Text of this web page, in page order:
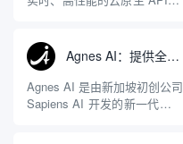
LuaJIT 构建，并在 2019 年作
为顶级开源项目捐赠给
Apache 软件基金会。APISIX
彻底摒...
Agnes AI：提供全模态模型免费API、支持图文视频生成与复杂工程执行的智能体平台
Agnes AI 是由新加坡初创公司
Sapiens AI 开发的新一代多模